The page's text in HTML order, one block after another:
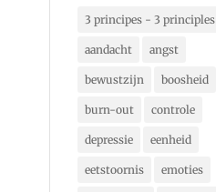
3 principes - 3 principles
aandacht angst
bewustzijn boosheid
burn-out controle
depressie eenheid
eetstoornis emoties